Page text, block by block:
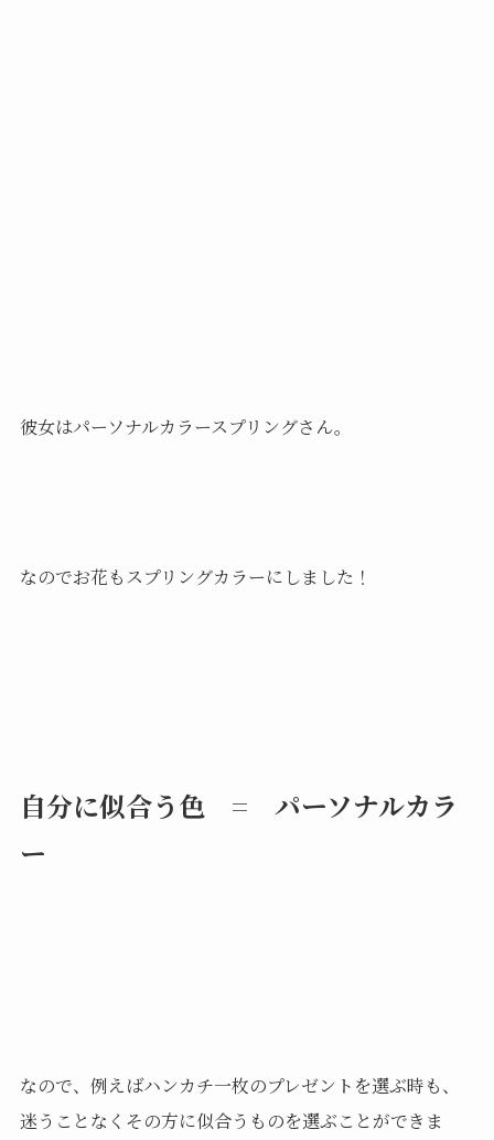
彼女はパーソナルカラースプリングさん。
なのでお花もスプリングカラーにしました！
自分に似合う色 = パーソナルカラ
ー
なので、例えばハンカチ一枚のプレゼントを選ぶ時も、
迷うことなくその方に似合うものを選ぶことができま